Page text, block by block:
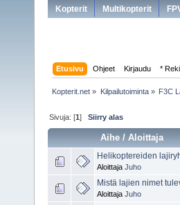
Kopterit Multikopterit
Etusivu Ohjeet Kirjaudu *
Kopterit.net » Kilpailutoiminta» F3C
Sivuja: [1]Siirry alas
Aihe /Aloittaja
Helikoptereiden
Aloittaja Juho
Mistä lajien nimet
Aloittaja Juho